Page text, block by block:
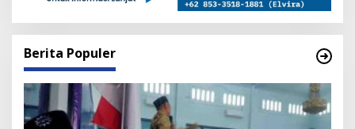
Berita Populer